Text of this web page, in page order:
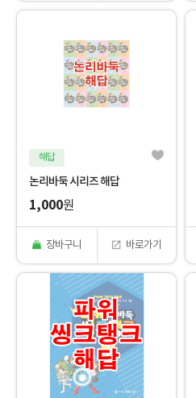
해답
논리바둑 시리즈 해답
1,000원
장바구니 바로가기